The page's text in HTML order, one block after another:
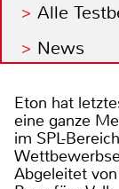
Alle
News
Eton hat
eine ganze
im SPL-
Abgeleitet